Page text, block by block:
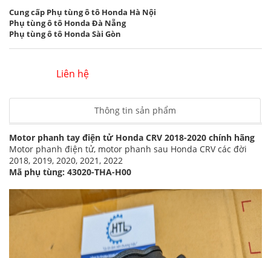
Cung cấp Phụ tùng ô tô Honda Hà Nội
Phụ tùng ô tô Honda Đà Nẵng
Phụ tùng ô tô Honda Sài Gòn
Liên hệ
Thông tin sản phẩm
Motor phanh tay điện tử Honda CRV 2018-2020 chính hãng
Motor phanh điện tử, motor phanh sau Honda CRV các đời
2018, 2019, 2020, 2021, 2022
Mã phụ tùng: 43020-THA-H00